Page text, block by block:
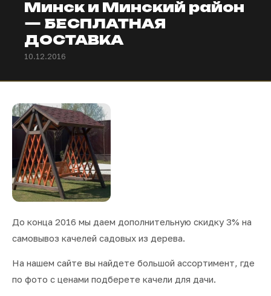
Минск и Минский район
— БЕСПЛАТНАЯ
ДОСТАВКА
10.12.2016
До конца 2016 мы даем дополнительную скидку 3% на
самовывоз качелей садовых из дерева.
На нашем сайте вы найдете большой ассортимент, где
по фото с ценами подберете качели для дачи.